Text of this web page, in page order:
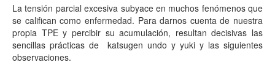
La tensión parcial excesiva subyace en muchos fenómenos que
se califican como enfermedad. Para darnos cuenta de nuestra
propia TPE y percibir su acumulación, resultan decisivas las
sencillas prácticas de katsugen undo y yuki y las siguientes
observaciones.